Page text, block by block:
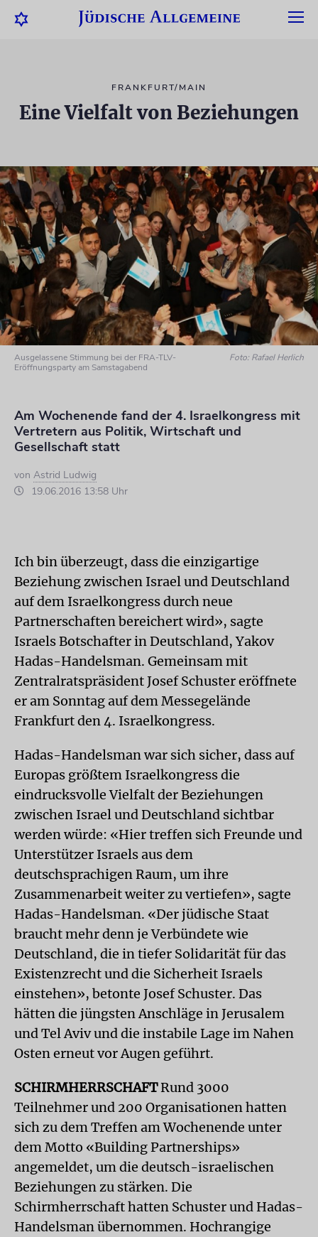
FRANKFURT/MAIN
Eine Vielfalt von Beziehungen
Ausgelassene Stimmung bei der FRA-TLV-
Eröffnungsparty am Samstagabend
Foto: Rafael Herlich
Am Wochenende fand der 4. Israelkongress mit
Vertretern aus Politik, Wirtschaft und
Gesellschaft statt
von Astrid Ludwig
19.06.2016 13:58 Uhr
Ich bin überzeugt, dass die einzigartige
Beziehung zwischen Israel und Deutschland
auf dem Israelkongress durch neue
Partnerschaften bereichert wird», sagte
Israels Botschafter in Deutschland, Yakov
Hadas-Handelsman. Gemeinsam mit
Zentralratspräsident Josef Schuster eröffnete
er am Sonntag auf dem Messegelände
Frankfurt den 4. Israelkongress.
Hadas-Handelsman war sich sicher, dass auf
Europas größtem Israelkongress die
eindrucksvolle Vielfalt der Beziehungen
zwischen Israel und Deutschland sichtbar
werden würde: «Hier treffen sich Freunde und
Unterstützer Israels aus dem
deutschsprachigen Raum, um ihre
Zusammenarbeit weiter zu vertiefen», sagte
Hadas-Handelsman. «Der jüdische Staat
braucht mehr denn je Verbündete wie
Deutschland, die in tiefer Solidarität für das
Existenzrecht und die Sicherheit Israels
einstehen», betonte Josef Schuster. Das
hätten die jüngsten Anschläge in Jerusalem
und Tel Aviv und die instabile Lage im Nahen
Osten erneut vor Augen geführt.
SCHIRMHERRSCHAFTRund 3000
Teilnehmer und 200 Organisationen hatten
sich zu dem Treffen am Wochenende unter
dem Motto «Building Partnerships»
angemeldet, um die deutsch-israelischen
Beziehungen zu stärken. Die
Schirmherrschaft hatten Schuster und Hadas-
Handelsman übernommen. Hochrangige